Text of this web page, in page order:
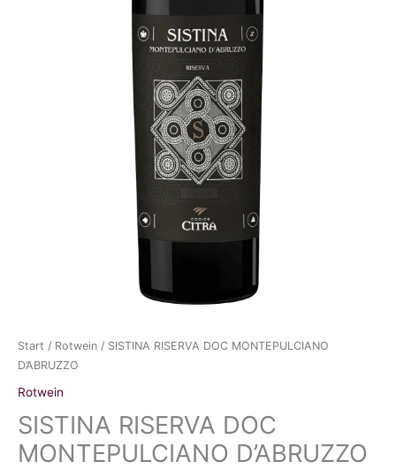
Start / Rotwein / SISTINA RISERVA DOC MONTEPULCIANO
D’ABRUZZO
Rotwein
SISTINA RISERVA DOC
MONTEPULCIANO D’ABRUZZO